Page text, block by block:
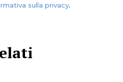
sulla privacy.